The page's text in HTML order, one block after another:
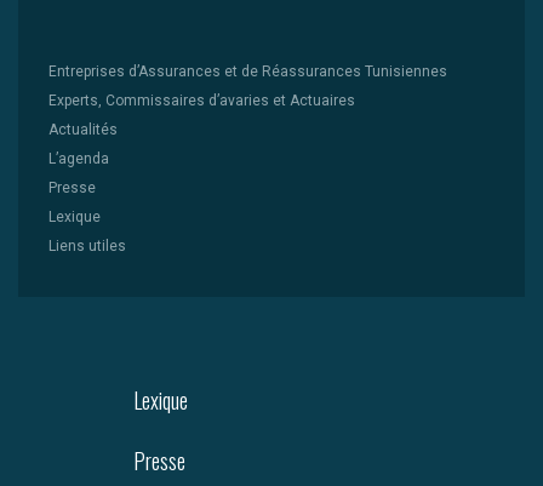
Entreprises d’Assurances et de Réassurances Tunisiennes
Experts, Commissaires d’avaries et Actuaires
Actualités
L’agenda
Presse
Lexique
Liens utiles
Lexique
Presse